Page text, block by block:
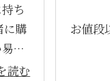
ち
に購
い
読む
お値段